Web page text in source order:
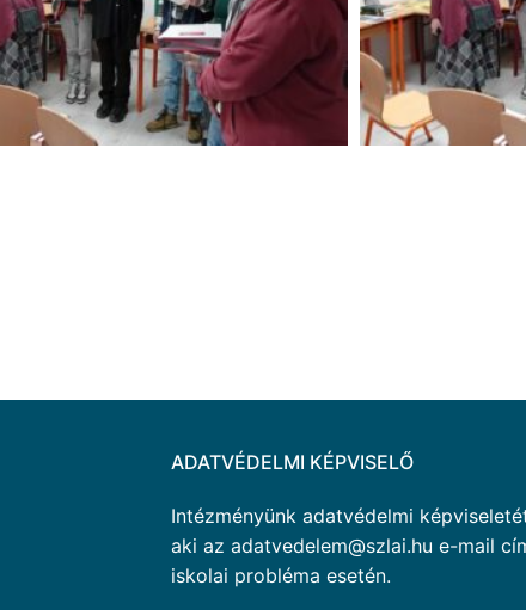
ADATVÉDELMI KÉPVISELŐ
Intézményünk adatvédelmi
aki az adatvedelem@szlai.hu e-mail
iskolai probléma esetén.